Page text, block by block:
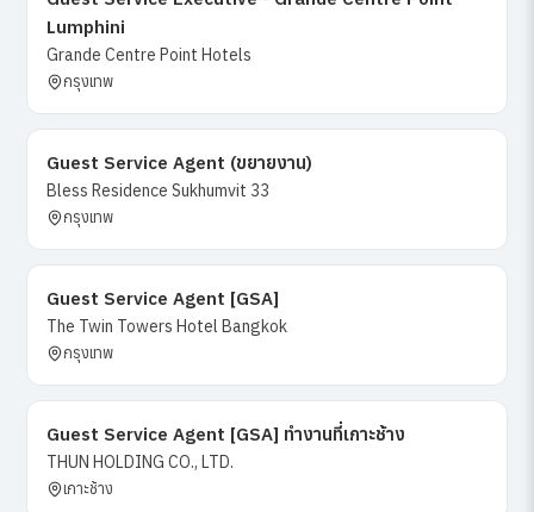
Lumphini
Grande Centre Point Hotels
กรุงเทพ
Guest Service Agent (ขยายงาน)
Bless Residence Sukhumvit 33
กรุงเทพ
Guest Service Agent [GSA]
The Twin Towers Hotel Bangkok
กรุงเทพ
Guest Service Agent [GSA] ทำงานที่เกาะช้าง
THUN HOLDING CO., LTD.
เกาะช้าง